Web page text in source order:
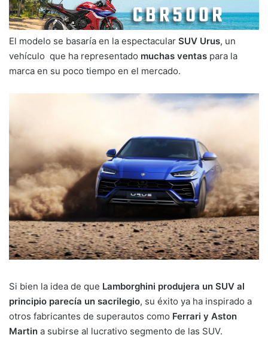
El modelo se basaría en la espectacular SUV Urus, un
vehículo que ha representado muchas ventas para la
marca en su poco tiempo en el mercado.
Si bien la idea de que Lamborghini produjera un SUV al
principio parecía un sacrilegio, su éxito ya ha inspirado a
otros fabricantes de superautos como Ferrari y Aston
Martin a subirse al lucrativo segmento de las SUV.